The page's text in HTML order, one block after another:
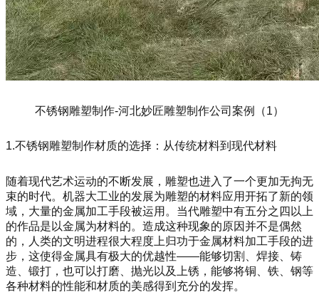
不锈钢雕塑制作-河北妙匠雕塑制作公司案例（1）
1.不锈钢雕塑制作材质的选择：从传统材料到现代材料
随着现代艺术运动的不断发展，雕塑也进入了一个更加无拘无
束的时代。机器大工业的发展为雕塑的材料应用开拓了新的领
域，大量的金属加工手段被运用。当代雕塑中有五分之四以上
的作品是以金属为材料的。造成这种现象的原因并不是偶然
的，人类的文明进程很大程度上归功于金属材料加工手段的进
步，这使得金属具有极大的优越性——能够切割、焊接、铸
造、锻打，也可以打磨、抛光以及上锈，能够将铜、铁、钢等
各种材料的性能和材质的美感得到充分的发挥。